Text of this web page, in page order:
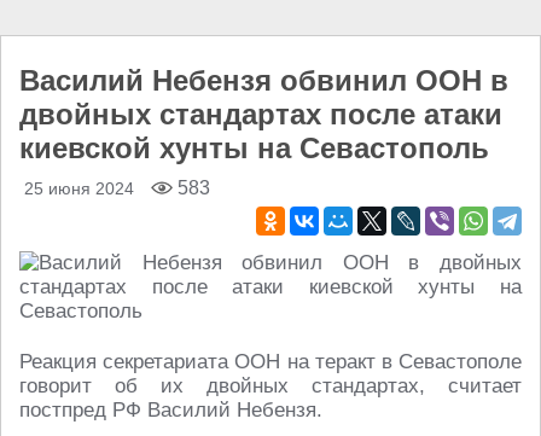
Василий Небензя обвинил ООН в
двойных стандартах после атаки
киевской хунты на Севастополь
25 июня 2024 583
Реакция секретариата ООН на теракт в Севастополе
говорит об их двойных стандартах, считает
постпред РФ Василий Небензя.